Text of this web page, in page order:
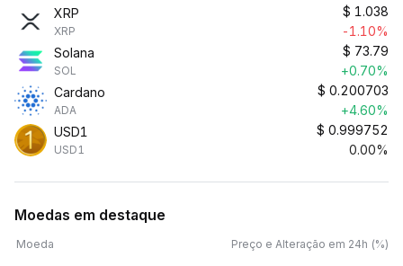
XRP
XRP
$ 1.038
-1.10%
Solana
SOL
$ 73.79
+0.70%
Cardano
ADA
$ 0.200703
+4.60%
USD1
USD1
$ 0.999752
0.00%
Moedas em destaque
Moeda Preço e Alteração em 24h (%)